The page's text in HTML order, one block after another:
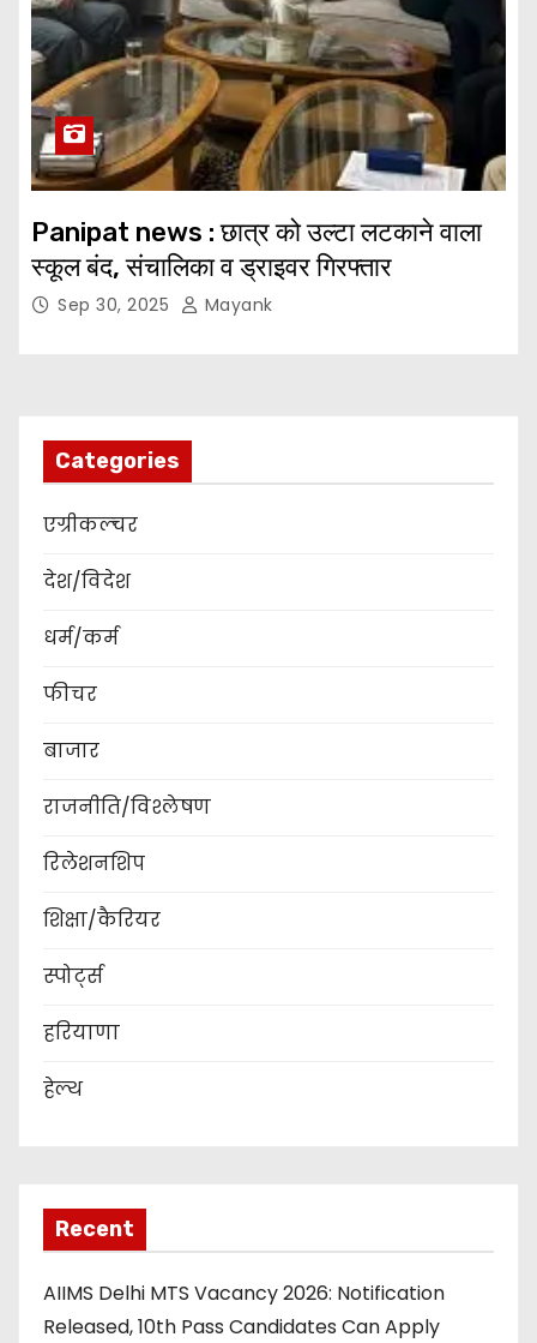
Panipat news : छात्र को उल्टा लटकाने वाला
स्कूल बंद, संचालिका व ड्राइवर गिरफ्तार
Sep 30, 2025 Mayank
Categories
एग्रीकल्चर
देश/विदेश
धर्म/कर्म
फीचर
बाजार
राजनीति/विश्लेषण
रिलेशनशिप
शिक्षा/कैरियर
स्पोर्ट्स
हरियाणा
हेल्थ
Recent
AIIMS Delhi MTS Vacancy 2026: Notification
Released, 10th Pass Candidates Can Apply